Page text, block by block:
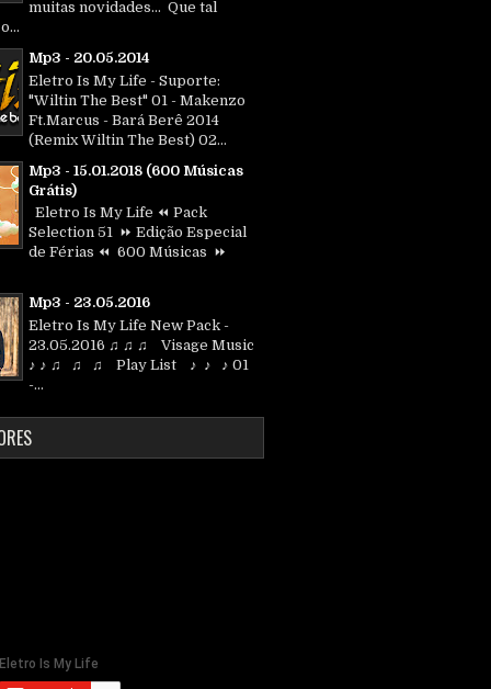
muitas novidades... Que tal
Mp3 - 20.05.2014
Eletro Is My Life - Suporte:
"Wiltin The Best" 01 - Makenzo
Ft.Marcus - Bará Berê 2014
(Remix Wiltin The Best) 02...
Mp3 - 15.01.2018 (600 Músicas
Grátis)
Eletro Is My Life ⏪ Pack
Selection 51 ⏩ Edição Especial
de Férias ⏪ 600 Músicas ⏩
Mp3 - 23.05.2016
Eletro Is My Life New Pack -
23.05.2016 ♫ ♫ ♫ Visage Music
♪ ♪ ♫ ♫ ♫ Play List ♪ ♪ ♪ 01
-...